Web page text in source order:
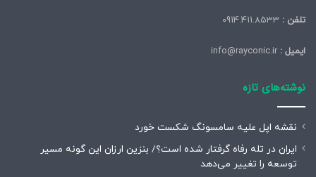
تلفن :
ایمیل :
نوشته‌های تازه
نقشه اپل علیه سامسونگ شکست خورد
ایران در تله رفاه گرفتار شده است؟/ بنزین ارزان این گونه مسیر
توسعه را تغییر می‌دهد